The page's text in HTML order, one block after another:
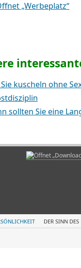
kuscheln ohne
sollten Sie eine
DER SINN